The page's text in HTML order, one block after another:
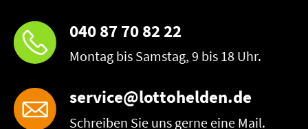
040 87 70 82 22
Montag bis Samstag, 9 bis 18 Uhr.
service@lottohelden.de
Schreiben Sie uns gerne eine Mail.